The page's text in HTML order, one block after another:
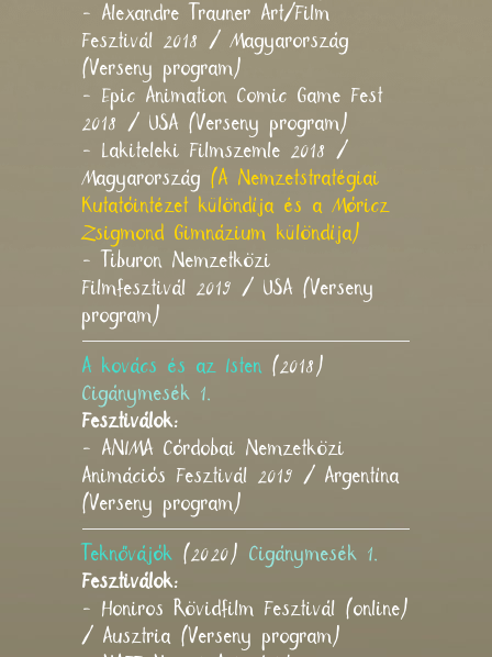
- Alexandre Trauner Art/Film
Fesztivál 2018 / Magyarország
(Verseny program)
- Epic Animation Comic Game Fest
2018 / USA (Verseny program)
- Lakiteleki Filmszemle 2018 /
Magyarország (A Nemzetstratégiai
Kutatóintézet különdíja és a Móricz
Zsigmond Gimnázium különdíja)
- Tiburon Nemzetközi
Filmfesztivál 2019 / USA (Verseny
program)
A kovács és az Isten (2018)
Cigánymesék 1.
Fesztiválok:
- ANIMA Córdobai Nemzetközi
Animációs Fesztivál 2019 / Argentína
(Verseny program)
Teknővájók (2020) Cigánymesék 1.
Fesztiválok:
- Honiros Rövidfilm Fesztivál (online)
/ Ausztria (Verseny program)